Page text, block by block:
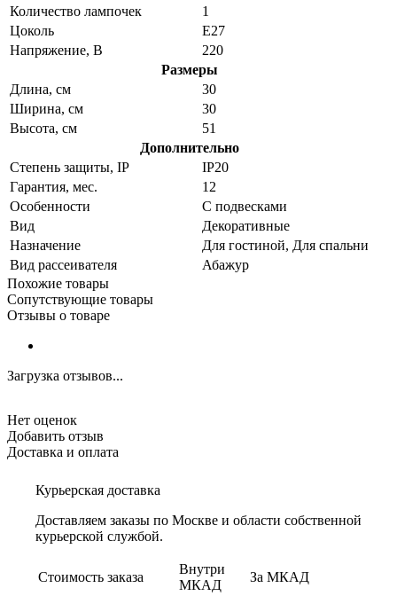
Количество лампочек
1
Цоколь
E27
Напряжение, В
220
Размеры
Длина, см
30
Ширина, см
30
Высота, см
51
Дополнительно
Степень защиты, IP
IP20
Гарантия, мес.
12
Особенности
С подвесками
Вид
Декоративные
Назначение
Для гостиной, Для спальни
Вид рассеивателя
Абажур
Похожие товары
Сопутствующие товары
Отзывы о товаре
Загрузка отзывов...
Нет оценок
Добавить отзыв
Доставка и оплата
Курьерская доставка
Доставляем заказы по Москве и области собственной
курьерской службой.
Стоимость заказа
Внутри
МКАД
За МКАД